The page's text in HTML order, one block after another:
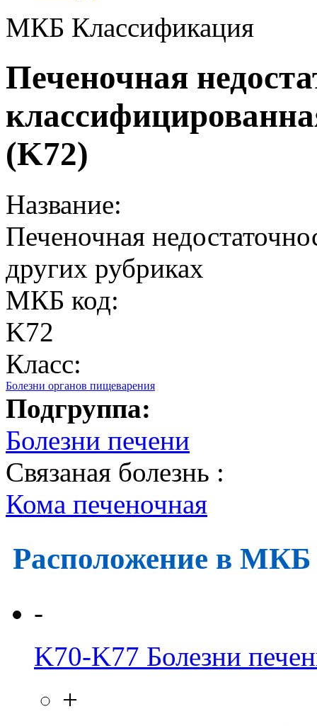
МКБ Классификация
Печеночная
(K72)
Название:
Печеночная
других рубриках
МКБ код:
K72
Класс:
Болезни органов пищеварения
Подгруппа:
Болезни печени
Связаная болезнь :
Кома печеночная
Расположение в
-
K70-K77 Болезни
+